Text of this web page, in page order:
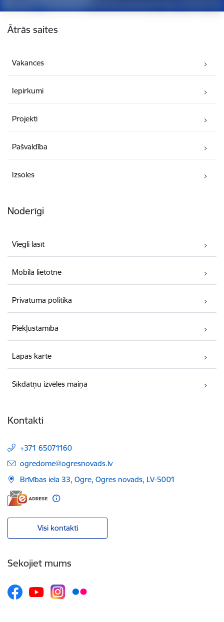
Ātrās saites
Vakances
Iepirkumi
Projekti
Pašvaldība
Izsoles
Noderīgi
Viegli lasīt
Mobilā lietotne
Privātuma politika
Piekļūstamība
Lapas karte
Sīkdatņu izvēles maiņa
Kontakti
+371 65071160
E-pasts:
ogredome@ogresnovads.lv
Brīvības iela 33, Ogre, Ogres novads, LV-5001
Visi kontakti
Sekojiet mums